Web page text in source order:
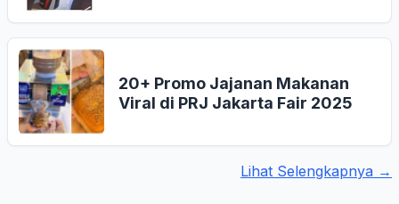
20+ Promo Jajanan Makanan
Viral di PRJ Jakarta Fair 2025
Lihat Selengkapnya →